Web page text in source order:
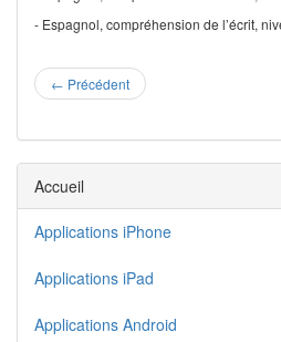
- Espagnol, compréhension de l’écrit,
← Précédent
Accueil
Applications iPhone
Applications iPad
Applications Android